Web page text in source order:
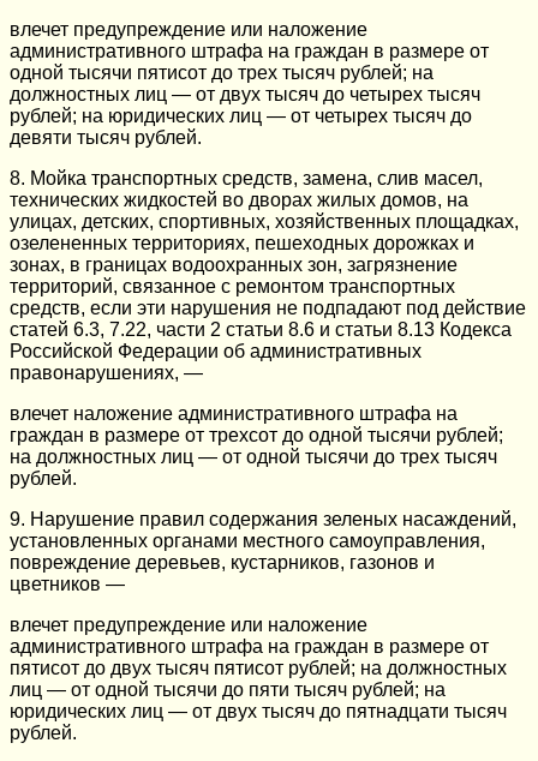
влечет предупреждение или наложение
административного штрафа на граждан в размере от
одной тысячи пятисот до трех тысяч рублей; на
должностных лиц — от двух тысяч до четырех тысяч
рублей; на юридических лиц — от четырех тысяч до
девяти тысяч рублей.
8. Мойка транспортных средств, замена, слив масел,
технических жидкостей во дворах жилых домов, на
улицах, детских, спортивных, хозяйственных площадках,
озелененных территориях, пешеходных дорожках и
зонах, в границах водоохранных зон, загрязнение
территорий, связанное с ремонтом транспортных
средств, если эти нарушения не подпадают под действие
статей 6.3, 7.22, части 2 статьи 8.6 и статьи 8.13 Кодекса
Российской Федерации об административных
правонарушениях, —
влечет наложение административного штрафа на
граждан в размере от трехсот до одной тысячи рублей;
на должностных лиц — от одной тысячи до трех тысяч
рублей.
9. Нарушение правил содержания зеленых насаждений,
установленных органами местного самоуправления,
повреждение деревьев, кустарников, газонов и
цветников —
влечет предупреждение или наложение
административного штрафа на граждан в размере от
пятисот до двух тысяч пятисот рублей; на должностных
лиц — от одной тысячи до пяти тысяч рублей; на
юридических лиц — от двух тысяч до пятнадцати тысяч
рублей.